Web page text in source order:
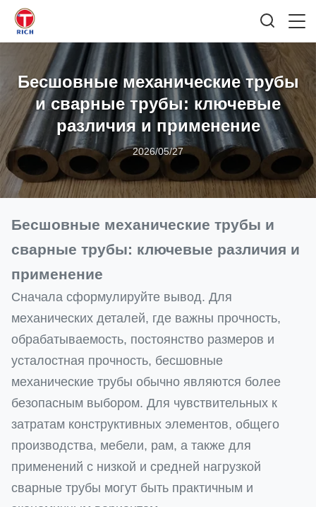
Бесшовные механические трубы
и сварные трубы: ключевые
различия и применение
2026/05/27
Бесшовные механические трубы и
сварные трубы: ключевые различия и
применение
Сначала сформулируйте вывод. Для
механических деталей, где важны прочность,
обрабатываемость, постоянство размеров и
усталостная прочность, бесшовные
механические трубы обычно являются более
безопасным выбором. Для чувствительных к
затратам конструктивных элементов, общего
производства, мебели, рам, а также для
применений с низкой и средней нагрузкой
сварные трубы могут быть практичным и